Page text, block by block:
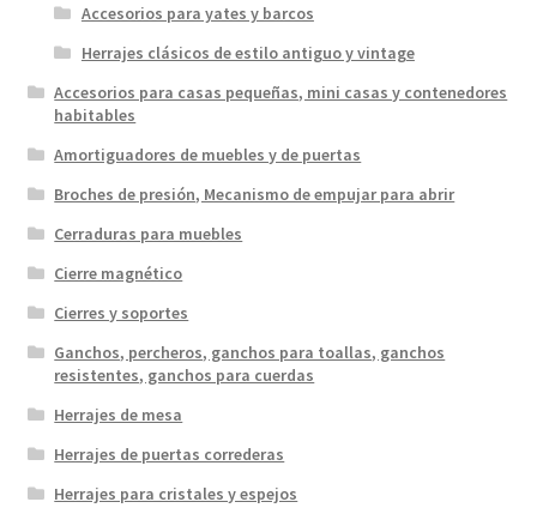
Accesorios para yates y barcos
Herrajes clásicos de estilo antiguo y vintage
Accesorios para casas pequeñas, mini casas y contenedores
habitables
Amortiguadores de muebles y de puertas
Broches de presión, Mecanismo de empujar para abrir
Cerraduras para muebles
Cierre magnético
Cierres y soportes
Ganchos, percheros, ganchos para toallas, ganchos
resistentes, ganchos para cuerdas
Herrajes de mesa
Herrajes de puertas correderas
Herrajes para cristales y espejos